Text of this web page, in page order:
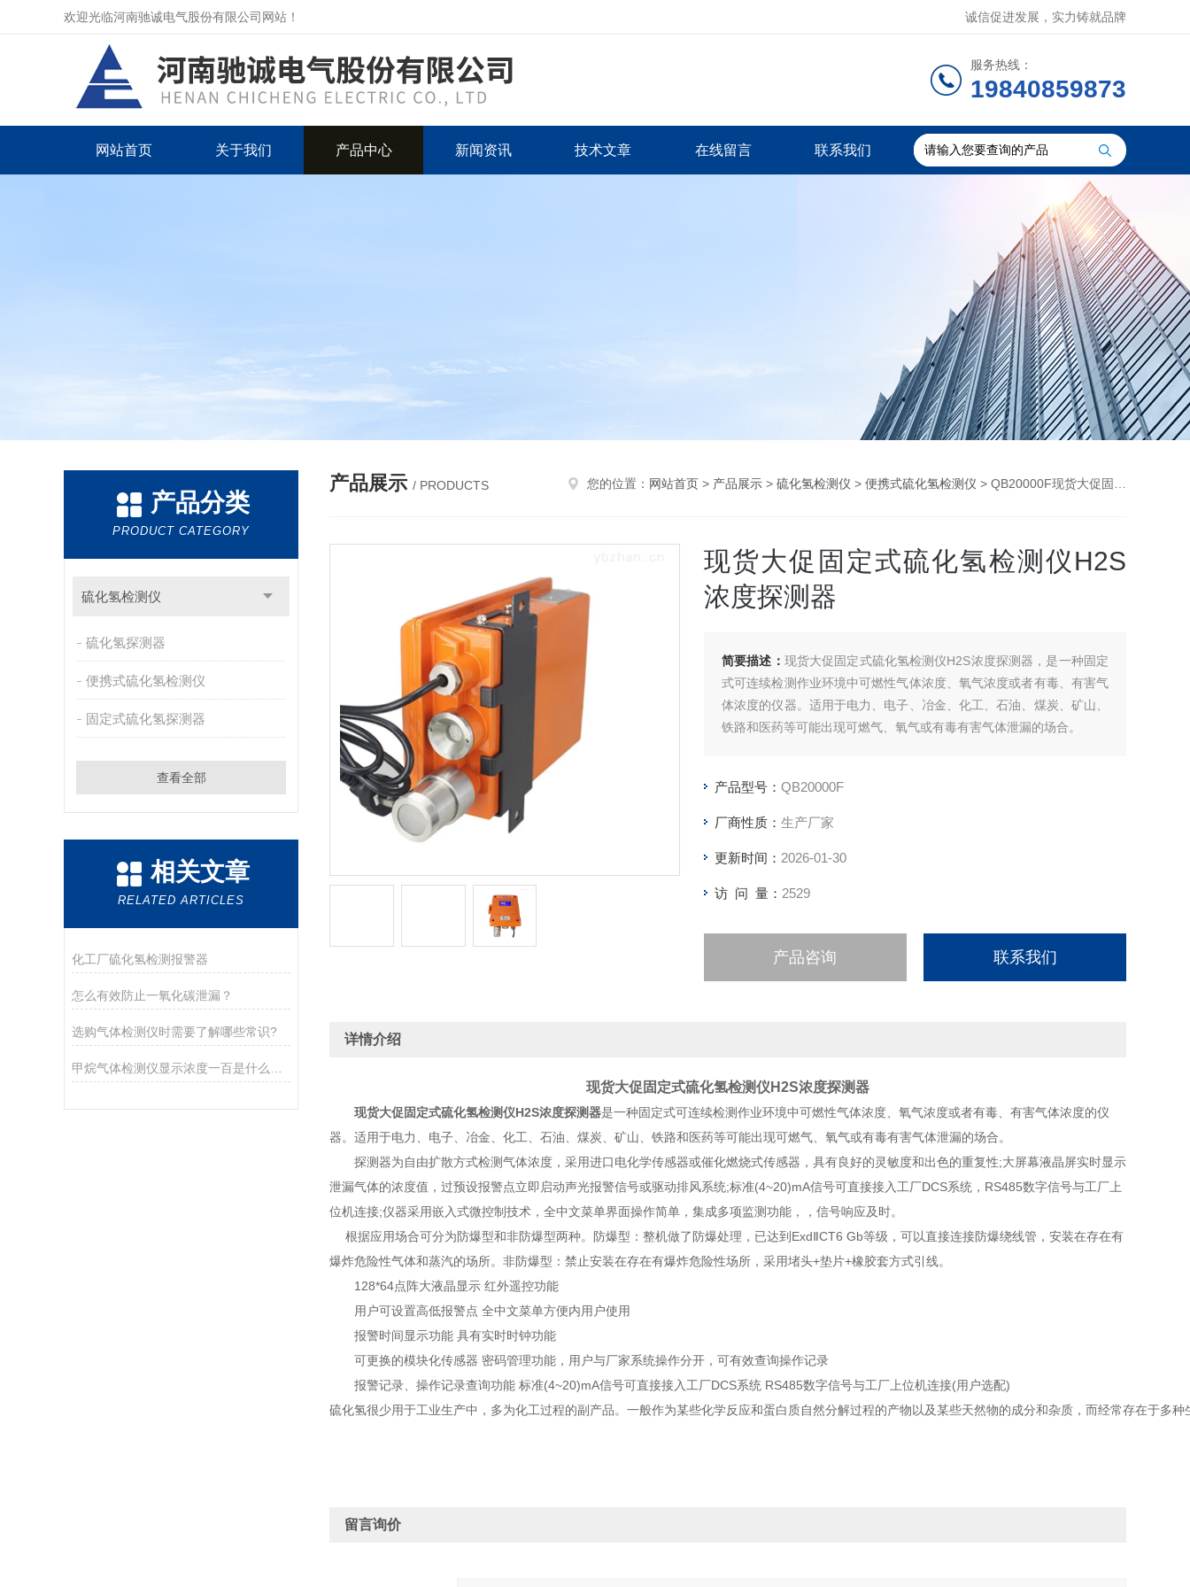
欢迎光临河南驰诚电气股份有限公司网站！ 诚信促进发展，实力铸就品牌
服务热线：
19840859873
网站首页 关于我们 产品中心 新闻资讯 技术文章 在线留言 联系我们
产品分类
PRODUCT CATEGORY
硫化氢检测仪
硫化氢探测器
便携式硫化氢检测仪
固定式硫化氢探测器
查看全部
相关文章
RELATED ARTICLES
化工厂硫化氢检测报警器
怎么有效防止一氧化碳泄漏？
选购气体检测仪时需要了解哪些常识?
产品展示 / PRODUCTS 您的位置： 网站首页 > 产品展示 > 硫化氢检测仪 > 便携式硫化氢检测仪 > QB20000F现货大促固定式硫化氢检测仪H2S浓度探测器
现货大促固定式硫化氢检测仪H2S
浓度探测器
简要描述： 现货大促固定式硫化氢检测仪H2S浓度探测器，是一种固定
式可连续检测作业环境中可燃性气体浓度、氧气浓度或者有毒、有害气
体浓度的仪器。适用于电力、电子、冶金、化工、石油、煤炭、矿山、
铁路和医药等可能出现可燃气、氧气或有毒有害气体泄漏的场合。
产品型号： QB20000F
厂商性质： 生产厂家
更新时间： 2026-01-30
访 问 量： 2529
产品咨询 联系我们
详情介绍
现货大促固定式硫化氢检测仪H2S浓度探测器
现货大促固定式硫化氢检测仪H2S浓度探测器是一种固定式可连续检测作业环境中可燃性气体浓度、氧气浓度或者有毒、有害气体浓度的仪
器。适用于电力、电子、冶金、化工、石油、煤炭、矿山、铁路和医药等可能出现可燃气、氧气或有毒有害气体泄漏的场合。
探测器为自由扩散方式检测气体浓度，采用进口电化学传感器或催化燃烧式传感器，具有良好的灵敏度和出色的重复性;大屏幕液晶屏实时显示
泄漏气体的浓度值，过预设报警点立即启动声光报警信号或驱动排风系统;标准(4~20)mA信号可直接接入工厂DCS系统，RS485数字信号与工厂上
位机连接;仪器采用嵌入式微控制技术，全中文菜单界面操作简单，集成多项监测功能，，信号响应及时。
根据应用场合可分为防爆型和非防爆型两种。防爆型：整机做了防爆处理，已达到ExdⅡCT6 Gb等级，可以直接连接防爆绕线管，安装在存在有
爆炸危险性气体和蒸汽的场所。非防爆型：禁止安装在存在有爆炸危险性场所，采用堵头+垫片+橡胶套方式引线。
128*64点阵大液晶显示 红外遥控功能
用户可设置高低报警点 全中文菜单方便内用户使用
报警时间显示功能 具有实时时钟功能
可更换的模块化传感器 密码管理功能，用户与厂家系统操作分开，可有效查询操作记录
报警记录、操作记录查询功能 标准(4~20)mA信号可直接接入工厂DCS系统 RS485数字信号与工厂上位机连接(用户选配)
硫化氢很少用于工业生产中，多为化工过程的副产品。一般作为某些化学反应和蛋白质自然分解过程的产物以及某些天然物的成分和杂质，而经常存在于
留言询价